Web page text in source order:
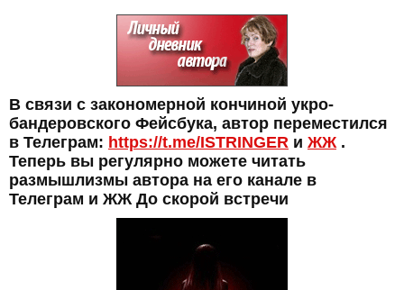
В связи с закономерной кончиной укро-
бандеровского Фейсбука, автор переместился
в Телеграм: https://t.me/ISTRINGER и ЖЖ .
Теперь вы регулярно можете читать
размышлизмы автора на его канале в
Телеграм и ЖЖ До скорой встречи